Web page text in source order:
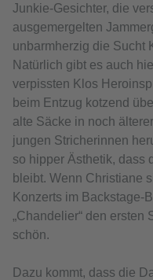
Junkie-Gesichter, die
ausgemergelten
unbarmherzig die Sucht
Natürlich gibt es auch
verpissten Klos
beim Entzug kotzend
alte Säcke in noch
jungen Stricherinnen
so hipper Ästhetik, dass
bleibt. Wenn Christiane
Konzerts im Backstage-
„Chandelier“ den ersten
schön.
Dazu kommt, dass die